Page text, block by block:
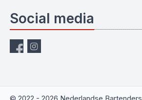
Social media